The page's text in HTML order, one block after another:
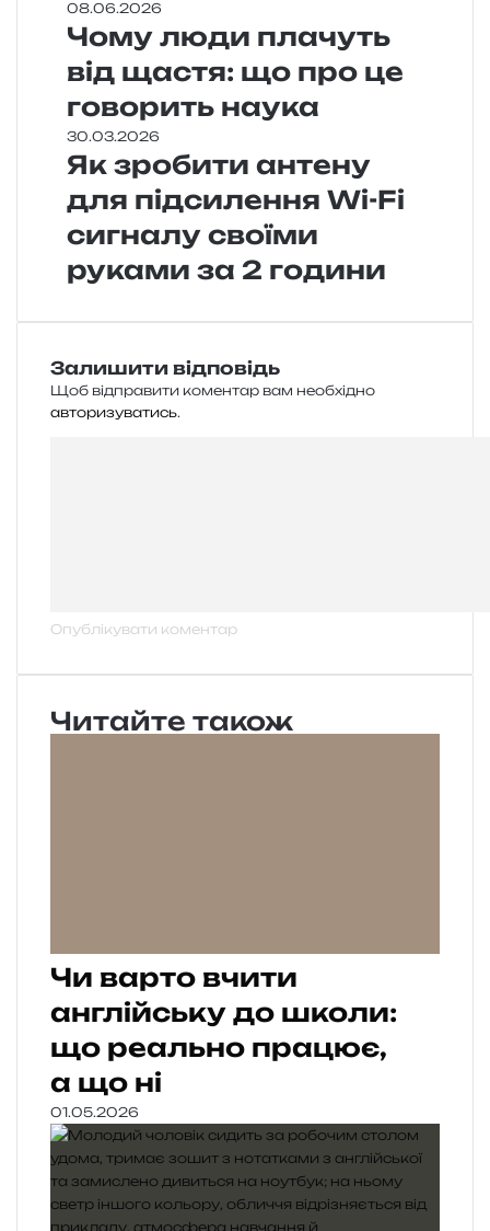
08.06.2026
Чому люди плачуть
від щастя: що про це
говорить наука
30.03.2026
Як зробити антену
для підсилення Wi-Fi
сигналу своїми
руками за 2 години
Залишити відповідь
Щоб відправити коментар вам необхідно
авторизуватись.
Читайте також
Чи варто вчити
англійську до школи:
що реально працює,
а що ні
01.05.2026